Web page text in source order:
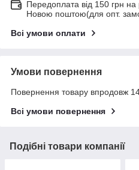
Передоплата від 150 грн
Новою поштою(для опт.
Всі умови оплати
Умови повернення
Повернення товару впродовж
Всі умови повернення
Подібні товари компанії